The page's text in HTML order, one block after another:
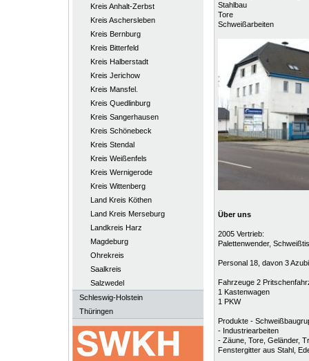
Kreis Anhalt-Zerbst
Kreis Aschersleben
Kreis Bernburg
Kreis Bitterfeld
Kreis Halberstadt
Kreis Jerichow
Kreis Mansfel.
Kreis Quedlinburg
Kreis Sangerhausen
Kreis Schönebeck
Kreis Stendal
Kreis Weißenfels
Kreis Wernigerode
Kreis Wittenberg
Land Kreis Köthen
Land Kreis Merseburg
Landkreis Harz
Magdeburg
Ohrekreis
Saalkreis
Salzwedel
Schleswig-Holstein
Thüringen
Stahlbau
Tore
Schweißarbeiten
Über uns
2005 Vertrieb:
Palettenwender,
Personal 18, davon 3
Fahrzeuge 2
1 Kastenwagen
1 PKW
Produkte -
- Industriearbeiten
- Zäune, Tore, Geländer,
Fenstergitter aus Stahl,